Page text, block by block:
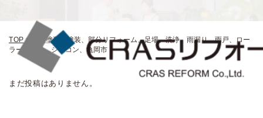
TOP>
外壁塗装、塗装、部分リフォーム、足場、洗浄、雨漏り、雨戸、ロー
ラー、吹付、シリコン、亀岡市
まだ投稿はありません。